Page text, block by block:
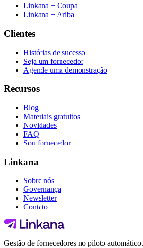
Linkana + Coupa
Linkana + Ariba
Clientes
Histórias de sucesso
Seja um fornecedor
Agende uma demonstração
Recursos
Blog
Materiais gratuitos
Novidades
FAQ
Sou fornecedor
Linkana
Sobre nós
Governança
Newsletter
Contato
Gestão de fornecedores no piloto automático.